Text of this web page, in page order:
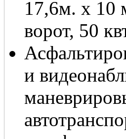
17,6м. х 10
ворот, 50
и